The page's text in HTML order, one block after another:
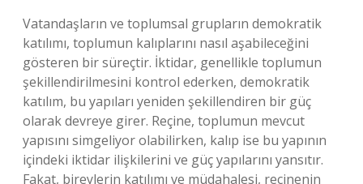
Vatandaşların ve toplumsal grupların demokratik
katılımı, toplumun kalıplarını nasıl aşabileceğini
gösteren bir süreçtir. İktidar, genellikle toplumun
şekillendirilmesini kontrol ederken, demokratik
katılım, bu yapıları yeniden şekillendiren bir güç
olarak devreye girer. Reçine, toplumun mevcut
yapısını simgeliyor olabilirken, kalıp ise bu yapının
içindeki iktidar ilişkilerini ve güç yapılarını yansıtır.
Fakat, bireylerin katılımı ve müdahalesi, reçinenin